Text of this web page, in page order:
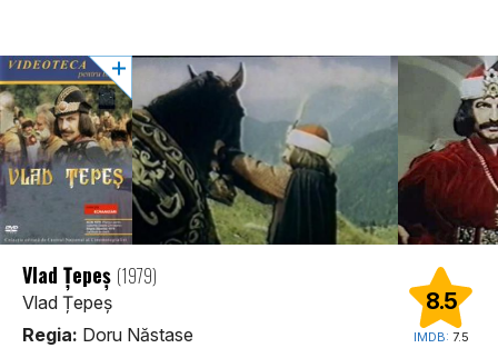
8.5
IMDB: 7.5
Vlad Țepeș (1979)
Vlad Țepeș
Regia: Doru Năstase